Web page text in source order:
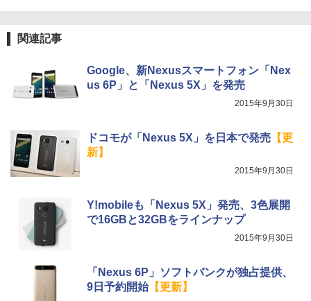
関連記事
Google、新Nexusスマートフォン「Nex
us 6P」と「Nexus 5X」を発売
2015年9月30日
ドコモが「Nexus 5X」を日本で発売【更
新】
2015年9月30日
Y!mobileも「Nexus 5X」発売、3色展開
で16GBと32GBをラインナップ
2015年9月30日
「Nexus 6P」ソフトバンクが独占提供、
9日予約開始【更新】